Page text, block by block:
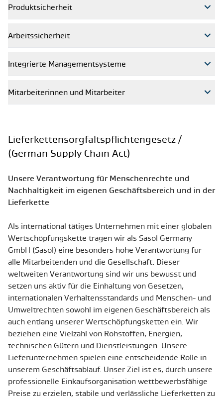
Produktsicherheit
Arbeitssicherheit
Integrierte Managementsysteme
Mitarbeiterinnen und Mitarbeiter
Lieferkettensorgfaltspflichtengesetz /
(German Supply Chain Act)
Unsere Verantwortung für Menschenrechte und
Nachhaltigkeit im eigenen Geschäftsbereich und in der
Lieferkette
Als international tätiges Unternehmen mit einer globalen
Wertschöpfungskette tragen wir als Sasol Germany
GmbH (Sasol) eine besonders hohe Verantwortung für
alle Mitarbeitenden und die Gesellschaft. Dieser
weltweiten Verantwortung sind wir uns bewusst und
setzen uns aktiv für die Einhaltung von Gesetzen,
internationalen Verhaltensstandards und Menschen- und
Umweltrechten sowohl im eigenen Geschäftsbereich als
auch entlang unserer Wertschöpfungsketten ein. Wir
beziehen eine Vielzahl von Rohstoffen, Energien,
technischen Gütern und Dienstleistungen. Unsere
Lieferunternehmen spielen eine entscheidende Rolle in
unserem Geschäftsablauf. Unser Ziel ist es, durch unsere
professionelle Einkaufsorganisation wettbewerbsfähige
Preise zu erzielen, stabile und verlässliche Lieferketten zu